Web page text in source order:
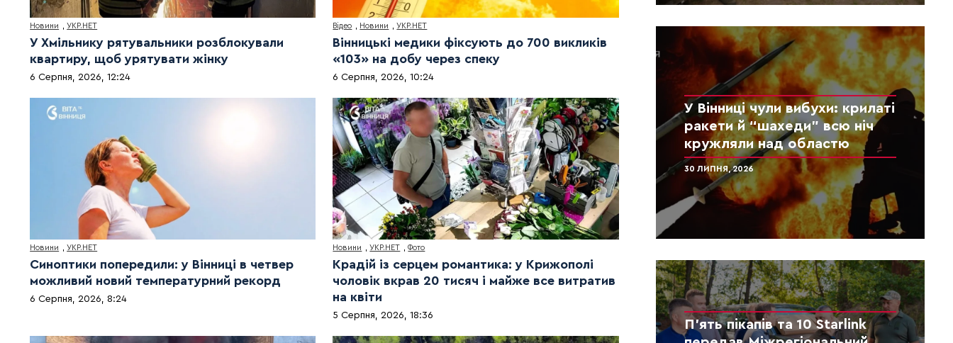
Новини ,УКР.НЕТ
У Хмільнику рятувальники розблокували
квартиру, щоб урятувати жінку
6 Серпня, 2026, 12:24
Відео Новини ,УКР.НЕТ
Вінницькі медики фіксують до 700 викликів
«103» на добу через спеку
6 Серпня, 2026, 10:24
Новини ,УКР.НЕТ
Синоптики попередили: у Вінниці в четвер
можливий новий температурний рекорд
6 Серпня, 2026, 8:24
Новини ,УКР.НЕТ ,Фото
Крадій із серцем романтика: у Крижополі
чоловік вкрав 20 тисяч і майже все витратив
на квіти
5 Серпня, 2026, 18:36
У Вінниці чули вибухи: крилаті
ракети й “шахеди” всю ніч
кружляли над областю
30 ЛИПНЯ, 2026
П’ять пікапів та 10 Starlink